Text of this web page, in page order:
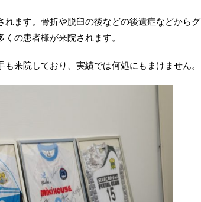
ます。骨折や脱臼の後などの後遺症などからグ
の患者様が来院されます。
来院しており、実績では何処にもまけません。